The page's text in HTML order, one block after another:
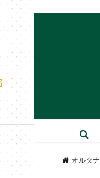
オルタ